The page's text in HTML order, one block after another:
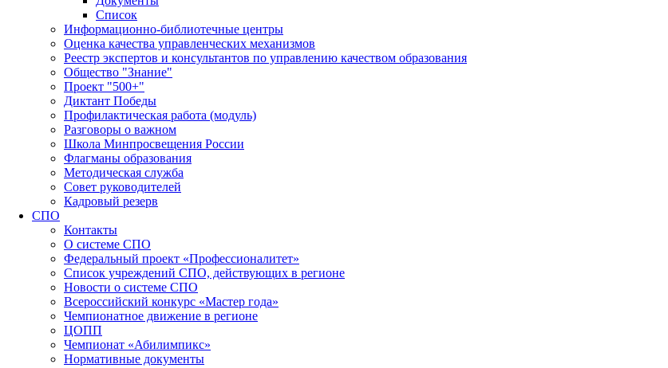
Список
Информационно-библиотечные центры
Оценка качества управленческих механизмов
Реестр экспертов и консультантов по управлению качеством образования
Общество "Знание"
Проект "500+"
Диктант Победы
Профилактическая работа (модуль)
Разговоры о важном
Школа Минпросвещения России
Флагманы образования
Методическая служба
Совет руководителей
Кадровый резерв
СПО
Контакты
О системе СПО
Федеральный проект «Профессионалитет»
Список учреждений СПО, действующих в регионе
Новости о системе СПО
Всероссийский конкурс «Мастер года»
Чемпионатное движение в регионе
ЦОПП
Чемпионат «Абилимпикс»
Нормативные документы